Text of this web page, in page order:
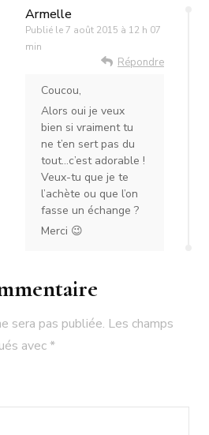
Armelle
Publié le7 août 2015 à 12 h 07
min
Répondre
Coucou,
Alors oui je veux
bien si vraiment tu
ne t’en sert pas du
tout…c’est adorable !
Veux-tu que je te
l’achète ou que l’on
fasse un échange ?
Merci 😉
sera pas publiée. Les champs
avec*